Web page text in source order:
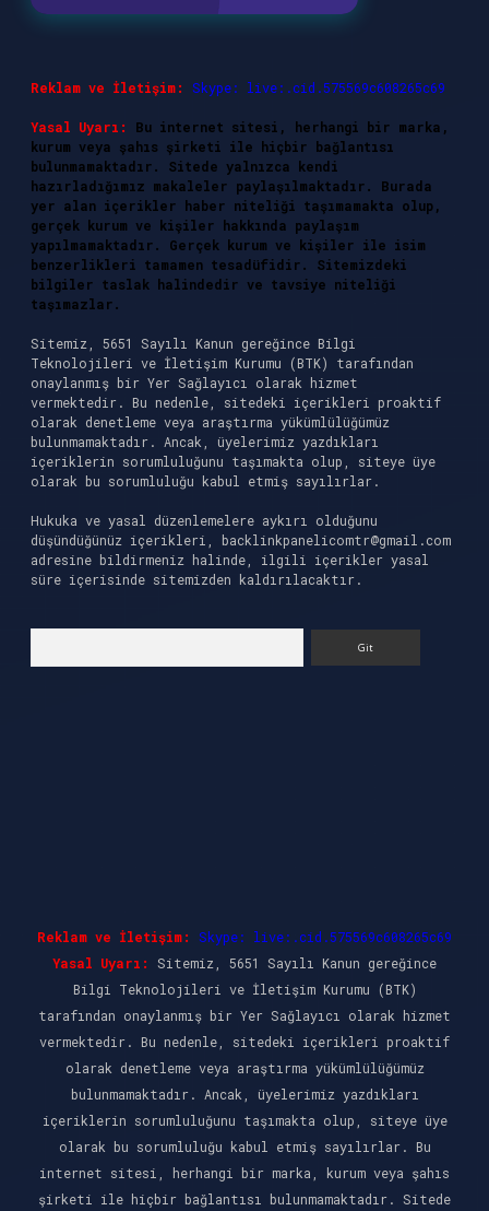
Reklam ve İletişim: Skype: live:.cid.575569c608265c69
Yasal Uyarı:
Bu internet sitesi, herhangi bir marka,
kurum veya şahıs şirketi ile hiçbir bağlantısı
bulunmamaktadır. Sitede yalnızca kendi
hazırladığımız makaleler paylaşılmaktadır. Burada
yer alan içerikler haber niteliği taşımamakta olup,
gerçek kurum ve kişiler hakkında paylaşım
yapılmamaktadır. Gerçek kurum ve kişiler ile isim
benzerlikleri tamamen tesadüfidir. Sitemizdeki
bilgiler taslak halindedir ve tavsiye niteliği
taşımazlar.
Sitemiz, 5651 Sayılı Kanun gereğince Bilgi
Teknolojileri ve İletişim Kurumu (BTK) tarafından
onaylanmış bir Yer Sağlayıcı olarak hizmet
vermektedir. Bu nedenle, sitedeki içerikleri proaktif
olarak denetleme veya araştırma yükümlülüğümüz
bulunmamaktadır. Ancak, üyelerimiz yazdıkları
içeriklerin sorumluluğunu taşımakta olup, siteye üye
olarak bu sorumluluğu kabul etmiş sayılırlar.
Hukuka ve yasal düzenlemelere aykırı olduğunu
düşündüğünüz içerikleri, backlinkpanelicomtr@gmail.com
adresine bildirmeniz halinde, ilgili içerikler yasal
süre içerisinde sitemizden kaldırılacaktır.
Reklam ve İletişim:
Skype: live:.cid.575569c608265c69
Yasal Uyarı:
Sitemiz, 5651 Sayılı Kanun gereğince
Bilgi Teknolojileri ve İletişim Kurumu (BTK)
tarafından onaylanmış bir Yer Sağlayıcı olarak hizmet
vermektedir. Bu nedenle, sitedeki içerikleri proaktif
olarak denetleme veya araştırma yükümlülüğümüz
bulunmamaktadır. Ancak, üyelerimiz yazdıkları
içeriklerin sorumluluğunu taşımakta olup, siteye üye
olarak bu sorumluluğu kabul etmiş sayılırlar. Bu
internet sitesi, herhangi bir marka, kurum veya şahıs
şirketi ile hiçbir bağlantısı bulunmamaktadır. Sitede